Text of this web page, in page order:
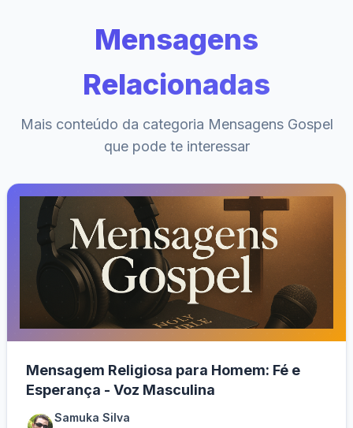
Mensagens
Relacionadas
Mais conteúdo da categoria Mensagens Gospel
que pode te interessar
Mensagem Religiosa para Homem: Fé e
Esperança - Voz Masculina
Samuka Silva